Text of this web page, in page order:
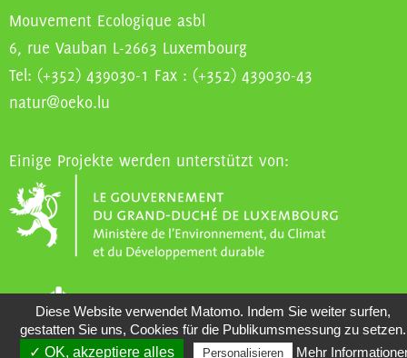
Mouvement Ecologique asbl
6, rue Vauban L-2663 Luxembourg
Tel: (+352) 439030-1 Fax : (+352) 439030-43
natur@oeko.lu
Einige Projekte werden unterstützt von:
Diese Website verwendet Matomo. Indem Sie weiter surfen,
gestatten Sie uns, Cookies für die Publikumsmessung zu setzen.
✓ OK, akzeptiere alles
Personalisieren Mehr